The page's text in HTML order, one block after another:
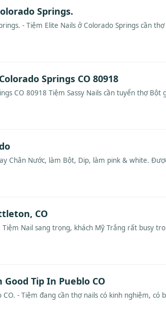
Springs.
- Tiệm Elite Nails ở Colorado Springs cần
Springs CO 80918
CO 80918 Tiệm Sassy Nails cần tuyển thợ Bột
Chân Nước, làm Bột, Dip, làm pink & white.
CO
Nail sang trọng, khách Mỹ Trắng rất busy
Tip In Pueblo CO
- Tiệm đang cần thợ nails có kinh nghiệm, có